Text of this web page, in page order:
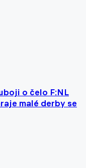
o čelo F:NL
malé derby se